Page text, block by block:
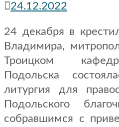
24.12.2022
24 декабря в
Владимира,
Троицком
Подольска
литургия для
Подольского
собравшимся с